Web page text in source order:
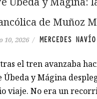
de Muñoz
10, 2026 / MERCEDES
el tren avanzaba
Úbeda y Mágina
viaje. No era un